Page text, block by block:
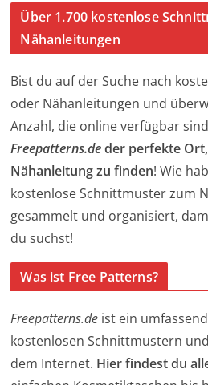
Über 1.700 kostenlose
Nähanleitungen
Bist du auf der Suche nach
oder Nähanleitungen und
Anzahl, die online verfügbar
Freepatterns.deder perfekte
Nähanleitung zu finden! Wie
kostenlose Schnittmuster zum
gesammelt und organisiert,
du suchst!
Was ist Free Patterns?
Freepatterns.de ist ein
kostenlosen Schnittmustern
dem Internet. Hier findest du